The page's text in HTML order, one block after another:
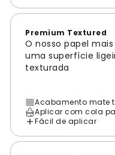
Premium Textured
O nosso papel
uma superfície
texturada
Acabamento mate
Aplicar com cola
Fácil de aplicar